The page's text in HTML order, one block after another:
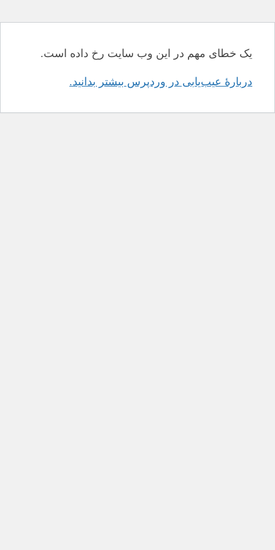
یک خطای مهم در این وب سایت رخ داده است.
دربارهٔ عیب‌یابی در وردپرس بیشتر بدانید.